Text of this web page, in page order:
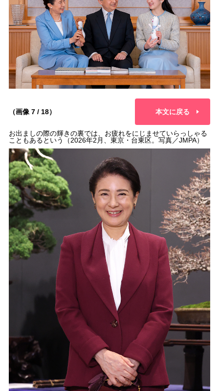
（画像 7 / 18） 本文に戻る
お出ましの際の輝きの裏では、お疲れをにじませていらっしゃる
こともあるという（2026年2月、東京・台東区。写真／JMPA）